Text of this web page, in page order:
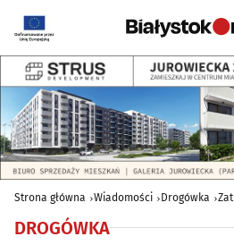
Strona główna Wiadomości Drogówka
DROGÓWKA